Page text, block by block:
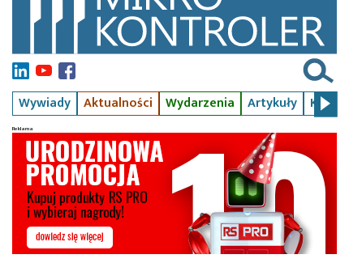
Wywiady Aktualności Wydarzenia Artykuły Kursy